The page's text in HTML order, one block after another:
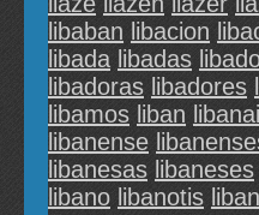
libaban libacion
libada libadas
libadoras libadores
libamos liban
libanense
libanesas libaneses
libano libanotis